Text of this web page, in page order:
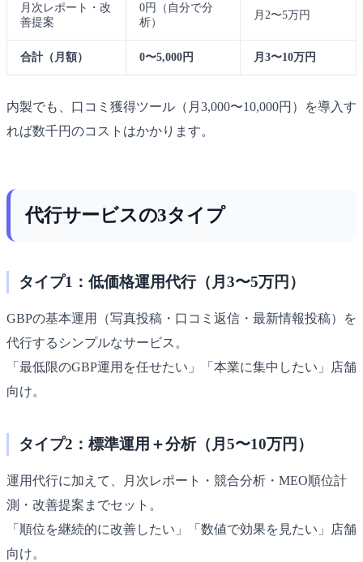
月次レポート・改
善提案
0円（自分で分
析）
月2〜5万円
合計（月額） 0〜5,000円 月3〜10万円
内製でも、口コミ獲得ツール（月3,000〜10,000円）を導入す
れば数千円のコストはかかります。
代行サービスの3タイプ
タイプ1：低価格運用代行（月3〜5万円）
GBPの基本運用（写真投稿・口コミ返信・最新情報投稿）を
代行するシンプルなサービス。
「最低限のGBP運用を任せたい」「本業に集中したい」店舗
向け。
タイプ2：標準運用＋分析（月5〜10万円）
運用代行に加えて、月次レポート・競合分析・MEO順位計
測・改善提案までセット。
「順位を継続的に改善したい」「数値で効果を見たい」店舗
向け。